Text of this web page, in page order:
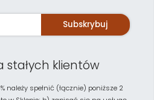
Subskrybuj
stałych klientów
należy spełnić (łącznie) poniższe 2